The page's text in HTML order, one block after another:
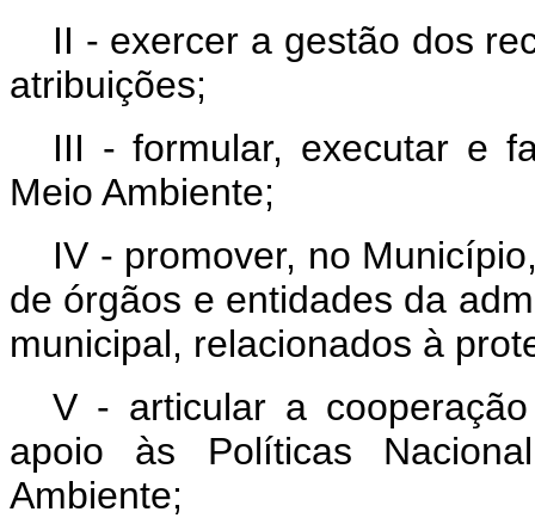
II - exercer a gestão dos
atribuições;
III - formular, executar e
Meio Ambiente;
IV - promover, no
de órgãos e entidades da
municipal, relacionados à
V - articular a
apoio às Políticas
Ambiente;